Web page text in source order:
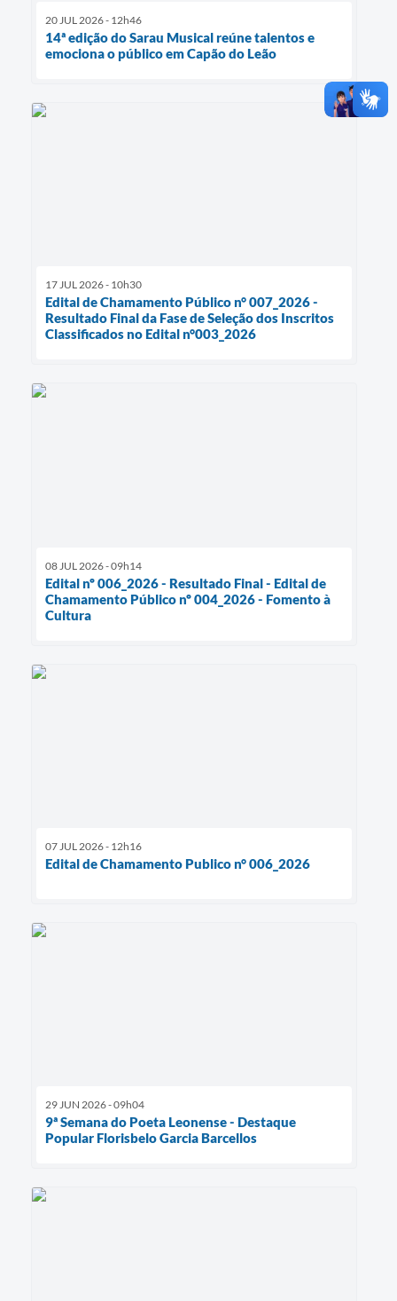
20 JUL 2026 - 12h46
14ª edição do Sarau Musical reúne talentos e
emociona o público em Capão do Leão
17 JUL 2026 - 10h30
Edital de Chamamento Público n° 007_2026 -
Resultado Final da Fase de Seleção dos Inscritos
Classificados no Edital n°003_2026
08 JUL 2026 - 09h14
Edital nº 006_2026 - Resultado Final - Edital de
Chamamento Público nº 004_2026 - Fomento à
Cultura
07 JUL 2026 - 12h16
Edital de Chamamento Publico n° 006_2026
29 JUN 2026 - 09h04
9ª Semana do Poeta Leonense - Destaque
Popular Florisbelo Garcia Barcellos